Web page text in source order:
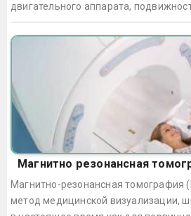
двигательного аппарата,
Магнитно резонансная
Магнитно-резонансная томография
метод медицинской визуализации,